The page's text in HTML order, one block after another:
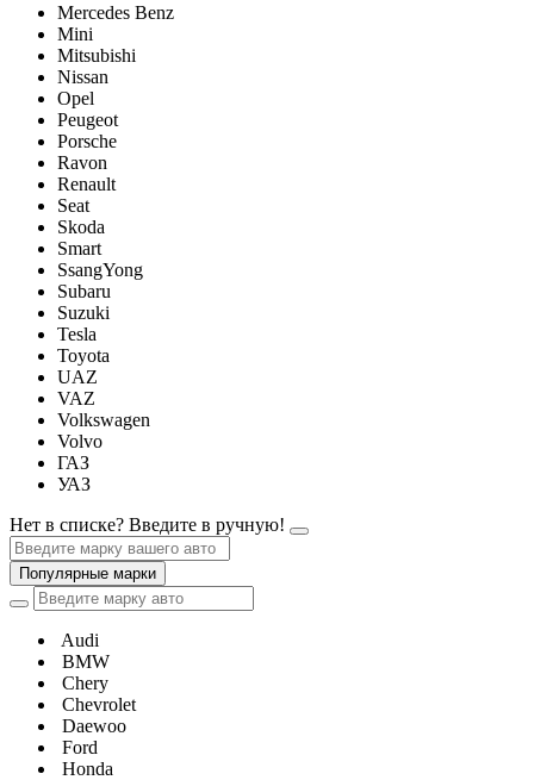
Mercedes Benz
Mini
Mitsubishi
Nissan
Opel
Peugeot
Porsche
Ravon
Renault
Seat
Skoda
Smart
SsangYong
Subaru
Suzuki
Tesla
Toyota
UAZ
VAZ
Volkswagen
Volvo
ГАЗ
УАЗ
Нет в списке? Введите в ручную!
Популярные марки
Audi
BMW
Chery
Chevrolet
Daewoo
Ford
Honda